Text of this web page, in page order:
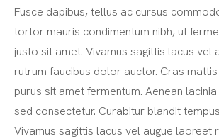
Fusce dapibus, tellus ac cursus
tortor mauris condimentum nibh, ut
justo sit amet. Vivamus sagittis lacus vel
rutrum faucibus dolor auctor. Cras
purus sit amet fermentum. Aenean
sed consectetur. Curabitur blandit
Vivamus sagittis lacus vel augue laoreet